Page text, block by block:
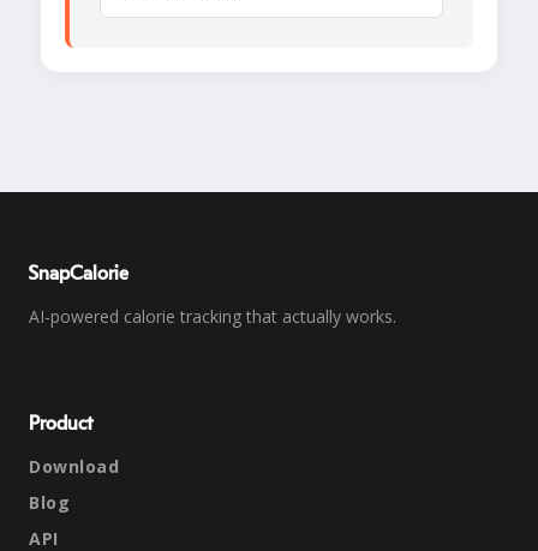
SnapCalorie
AI-powered calorie tracking that actually works.
Product
Download
Blog
API